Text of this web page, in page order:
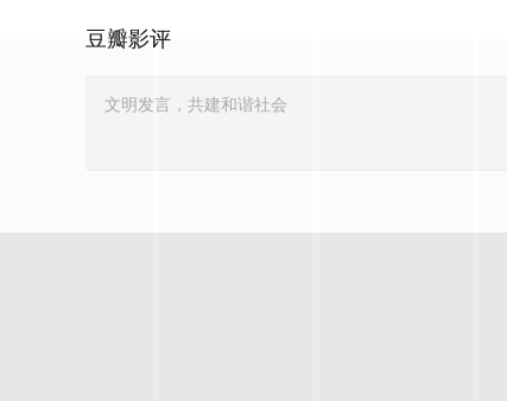
豆瓣影评